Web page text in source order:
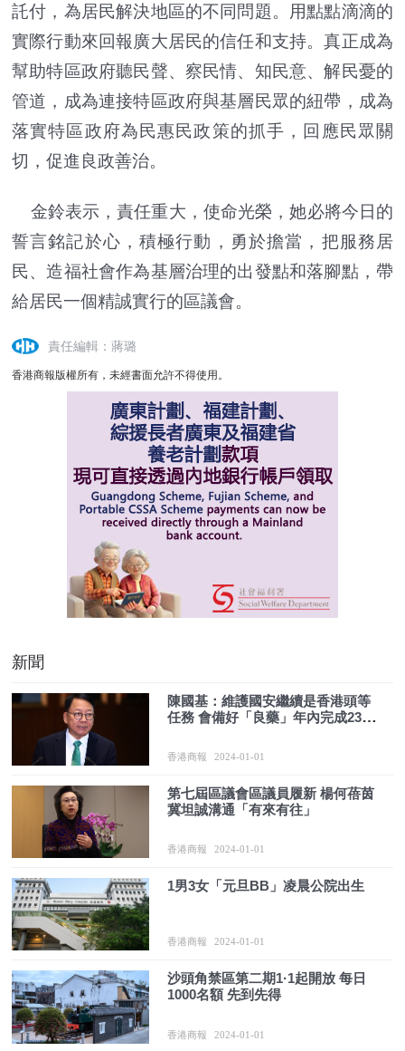
託付，為居民解決地區的不同問題。用點點滴滴的
實際行動來回報廣大居民的信任和支持。真正成為
幫助特區政府聽民聲、察民情、知民意、解民憂的
管道，成為連接特區政府與基層民眾的紐帶，成為
落實特區政府為民惠民政策的抓手，回應民眾關
切，促進良政善治。
金鈴表示，責任重大，使命光榮，她必將今日的
誓言銘記於心，積極行動，勇於擔當，把服務居
民、造福社會作為基層治理的出發點和落腳點，帶
給居民一個精誠實行的區議會。
責任編輯：蔣璐
香港商報版權所有，未經書面允許不得使用。
新聞
陳國基：維護國安繼續是香港頭等
任務 會備好「良藥」年內完成23條
香港商報 2024-01-01
第七屆區議會區議員履新 楊何蓓茵
冀坦誠溝通「有來有往」
香港商報 2024-01-01
1男3女「元旦BB」凌晨公院出生
香港商報 2024-01-01
沙頭角禁區第二期1·1起開放 每日
1000名額 先到先得
香港商報 2024-01-01